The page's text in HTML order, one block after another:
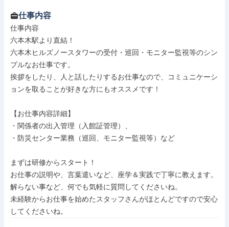
仕事内容
仕事内容
六本木駅より直結！
六本木ヒルズノースタワーの受付・巡回・モニター監視等のシン
プルなお仕事です。
挨拶をしたり、人と話したりするお仕事なので、コミュニケーシ
ョンを取ることが好きな方にもオススメです！
【お仕事内容詳細】
・関係者の出入管理（入館証管理）、
・防災センター業務（巡回、モニター監視等）など
まずは研修からスタート！
お仕事の説明や、言葉遣いなど、座学＆実践で丁寧に教えます。
解らない事など、何でも気軽に質問してくださいね。
未経験からお仕事を始めたスタッフさんがほとんどですので安心
してくださいね。